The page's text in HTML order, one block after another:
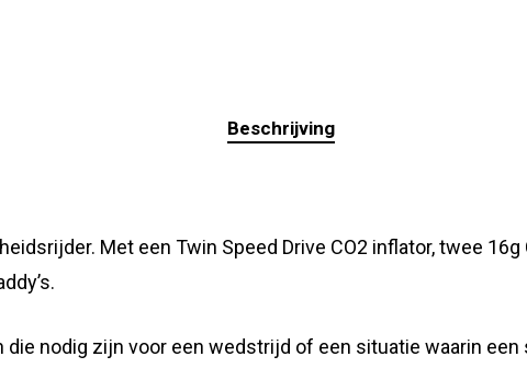
Beschrijving
Met een Twin Speed ​​Drive CO2 inflator, twee
nodig zijn voor een wedstrijd of een situatie waarin